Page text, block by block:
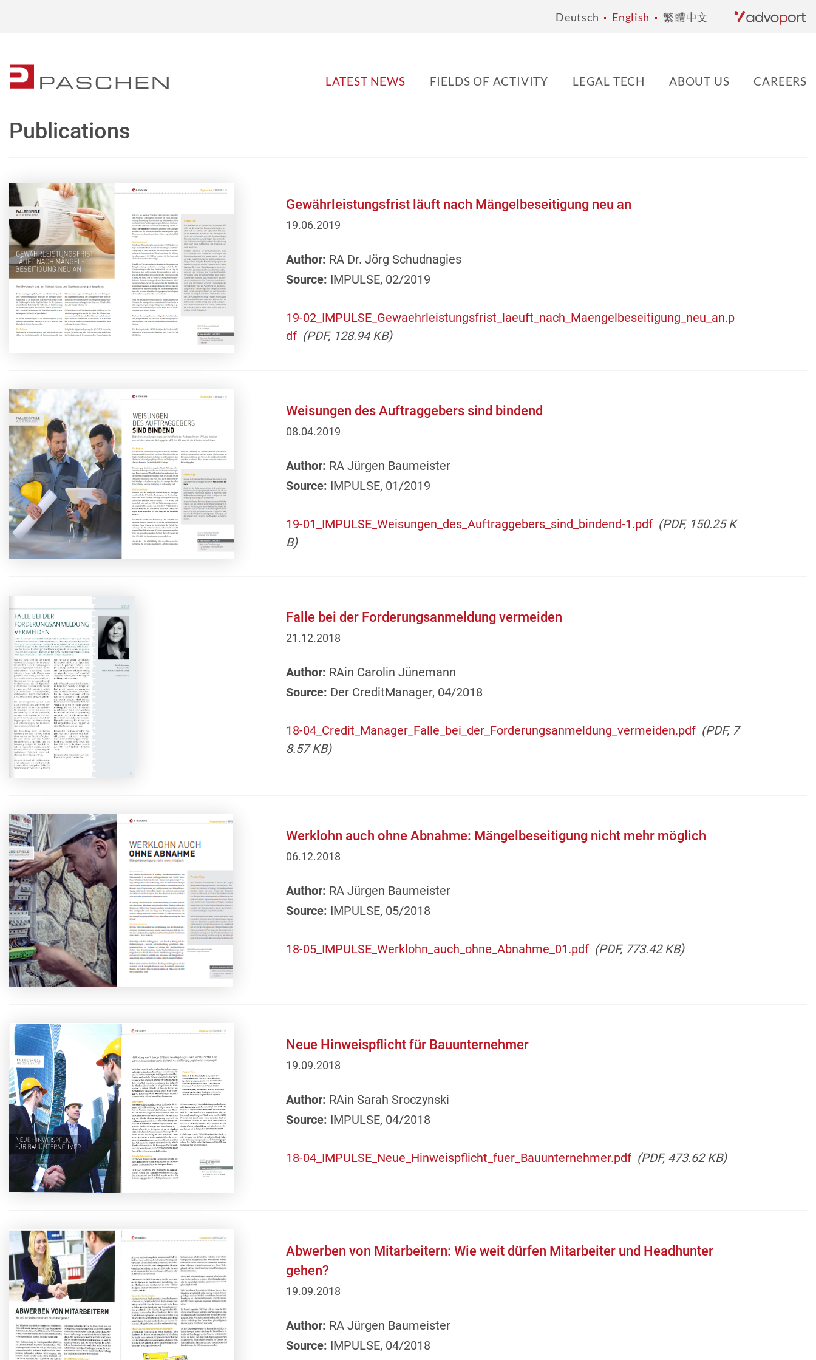
Deutsch English 繁體中文
LATEST NEWS FIELDS OF ACTIVITY LEGAL TECH ABOUT US CAREERS
Publications
Gewährleistungsfrist läuft nach Mängelbeseitigung neu an
19.06.2019
Author: RA Dr. Jörg Schudnagies
Source: IMPULSE, 02/2019
19-02_IMPULSE_Gewaehrleistungsfrist_laeuft_nach_Maengelbeseitigung_neu_an.p
df (PDF, 128.94 KB)
Weisungen des Auftraggebers sind bindend
08.04.2019
Author: RA Jürgen Baumeister
Source: IMPULSE, 01/2019
19-01_IMPULSE_Weisungen_des_Auftraggebers_sind_bindend-1.pdf (PDF, 150.25 K
B)
Falle bei der Forderungsanmeldung vermeiden
21.12.2018
Author: RAin Carolin Jünemann
Source: Der CreditManager, 04/2018
18-04_Credit_Manager_Falle_bei_der_Forderungsanmeldung_vermeiden.pdf (PDF, 7
8.57 KB)
Werklohn auch ohne Abnahme: Mängelbeseitigung nicht mehr möglich
06.12.2018
Author: RA Jürgen Baumeister
Source: IMPULSE, 05/2018
18-05_IMPULSE_Werklohn_auch_ohne_Abnahme_01.pdf (PDF, 773.42 KB)
Neue Hinweispflicht für Bauunternehmer
19.09.2018
Author: RAin Sarah Sroczynski
Source: IMPULSE, 04/2018
18-04_IMPULSE_Neue_Hinweispflicht_fuer_Bauunternehmer.pdf (PDF, 473.62 KB)
Abwerben von Mitarbeitern: Wie weit dürfen Mitarbeiter und Headhunter
gehen?
19.09.2018
Author: RA Jürgen Baumeister
Source: IMPULSE, 04/2018